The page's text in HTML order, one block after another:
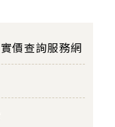
價查詢服務網